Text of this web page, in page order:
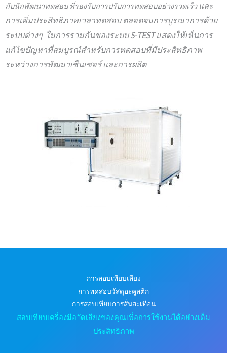
กับนักพัฒนาทดสอบ ที่รองรับการปรับการทดสอบอย่างรวดเร็วและ
การเพิ่มประสิทธิภาพเวลาทดสอบ ตลอดจนการบูรณาการด้วย
ระบบต่างๆ ในการรวมกันของระบบ S-TEST แสดงให้เห็นการ
แก้ไขปัญหาที่สมบูรณ์สำหรับการทดสอบที่มีประสิทธิภาพ
ระหว่างการพัฒนาเซ็นเซอร์ และการผลิต
การสอบเทียบเสียง
การทดสอบวัสดุอะคูสติก
การสอบเทียบการสั่นสะเทือน
สอบเทียบเครื่องมือวัดเสียงของคุณเพื่อการใช้งานได้อย่างเต็ม
ประสิทธิภาพ